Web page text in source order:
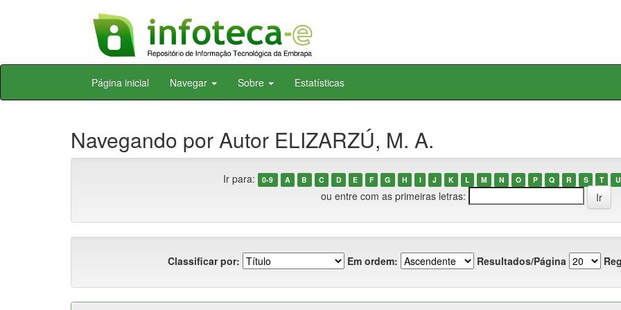
Skip
Página inicial Navegar Sobre Estatísticas
Navegando por Autor ELIZARZÚ, M. A.
Ir para: 0-9 A B C D E F G H I J K L M N O P Q R S T U
ou entre com as primeiras letras:
Classificar por: Em ordem: Resultados/Página